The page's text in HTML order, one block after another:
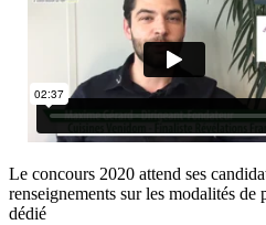
Le concours 2020 attend ses
renseignements sur les modalités
dédié